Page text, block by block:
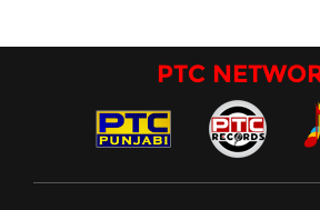
PTC